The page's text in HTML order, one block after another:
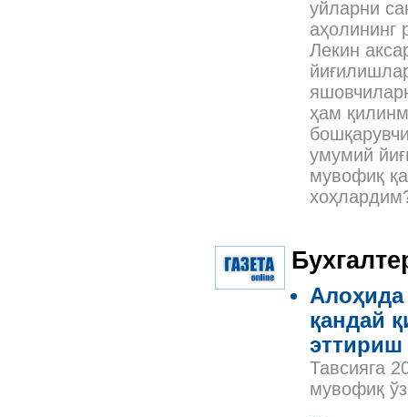
уйларни
аҳолининг
Лекин
ҳам
умумий
мувофиқ
Алоҳида
қандай
эттириш
Тавсияга
мувофиқ